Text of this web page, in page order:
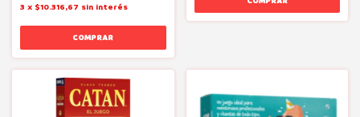
3 x $10.316,67 sin interés